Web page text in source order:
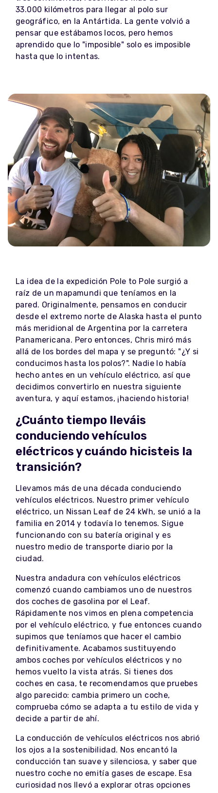
33.000 kilómetros para llegar al polo sur
geográfico, en la Antártida. La gente volvió a
pensar que estábamos locos, pero hemos
aprendido que lo "imposible" solo es imposible
hasta que lo intentas.
La idea de la expedición Pole to Pole surgió a
raíz de un mapamundi que teníamos en la
pared. Originalmente, pensamos en conducir
desde el extremo norte de Alaska hasta el punto
más meridional de Argentina por la carretera
Panamericana. Pero entonces, Chris miró más
allá de los bordes del mapa y se preguntó: "¿Y si
conducimos hasta los polos?". Nadie lo había
hecho antes en un vehículo eléctrico, así que
decidimos convertirlo en nuestra siguiente
aventura, y aquí estamos, ¡haciendo historia!
¿Cuánto tiempo lleváis
conduciendo vehículos
eléctricos y cuándo hicisteis la
transición?
Llevamos más de una década conduciendo
vehículos eléctricos. Nuestro primer vehículo
eléctrico, un Nissan Leaf de 24 kWh, se unió a la
familia en 2014 y todavía lo tenemos. Sigue
funcionando con su batería original y es
nuestro medio de transporte diario por la
ciudad.
Nuestra andadura con vehículos eléctricos
comenzó cuando cambiamos uno de nuestros
dos coches de gasolina por el Leaf.
Rápidamente nos vimos en plena competencia
por el vehículo eléctrico, y fue entonces cuando
supimos que teníamos que hacer el cambio
definitivamente. Acabamos sustituyendo
ambos coches por vehículos eléctricos y no
hemos vuelto la vista atrás. Si tienes dos
coches en casa, te recomendamos que pruebes
algo parecido: cambia primero un coche,
comprueba cómo se adapta a tu estilo de vida y
decide a partir de ahí.
La conducción de vehículos eléctricos nos abrió
los ojos a la sostenibilidad. Nos encantó la
conducción tan suave y silenciosa, y saber que
nuestro coche no emitía gases de escape. Esa
curiosidad nos llevó a explorar otras opciones